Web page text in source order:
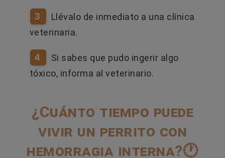
3
Llévalo de inmediato a una clínica
veterinaria.
4
Si sabes que pudo ingerir algo
tóxico, informa al veterinario.
¿Cuánto tiempo puede
vivir un perrito con
hemorragia interna?🕐